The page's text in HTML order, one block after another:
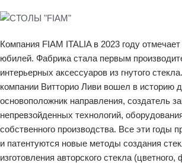
Компания FIAM ITALIA в 2023 году
юбилей. Фабрика стала первым
интерьерных аксессуаров из гнутого
компании Витторио Ливи вошел в историю
основоположник направления, создатель
непревзойденных технологий,
собственного производства. Все эти годы
и патентуются новые методы создания
изготовления авторского стекла (цветного,